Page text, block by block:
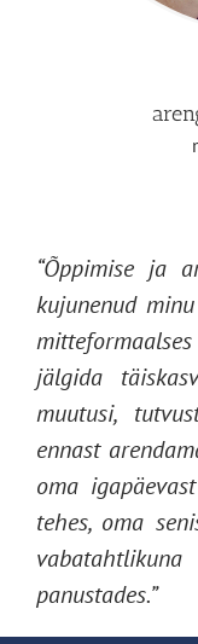
“Õppimise ja
kujunenud
jälgida
muutusi,
ennast
oma
tehes, oma
panustades.”